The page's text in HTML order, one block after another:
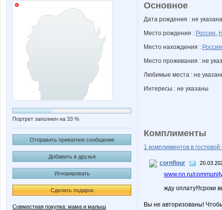
Портрет заполнен на 33 %
Отправить приватное сообщение
Добавить в друзья
Игнорировать
Сделать подарок
Совместная покупка: мама и малыш
Основное
Дата рождения : не указана
Место рождения : Россия,
Место нахождения : Россия
Место проживания : не
Любимые места : не
Интересы : не указаны
Комплименты
1 комплиментов в гостевой
cornflour
www.nn.ru/
жду оплату!!!сроки
Вы не авторизованы!